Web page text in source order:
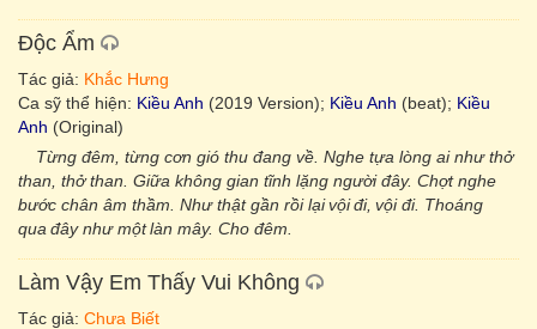
Độc Ẩm
Tác giả: Khắc Hưng
Ca sỹ thể hiện: Kiều Anh (2019 Version); Kiều Anh (beat); Kiều
Anh (Original)
Từng đêm, từng cơn gió thu đang về. Nghe tựa lòng ai như thở
than, thở than. Giữa không gian tĩnh lặng người đây. Chợt nghe
bước chân âm thầm. Như thật gần rồi lại vội đi, vội đi. Thoáng
qua đây như một làn mây. Cho đêm.
Làm Vậy Em Thấy Vui Không
Tác giả: Chưa Biết